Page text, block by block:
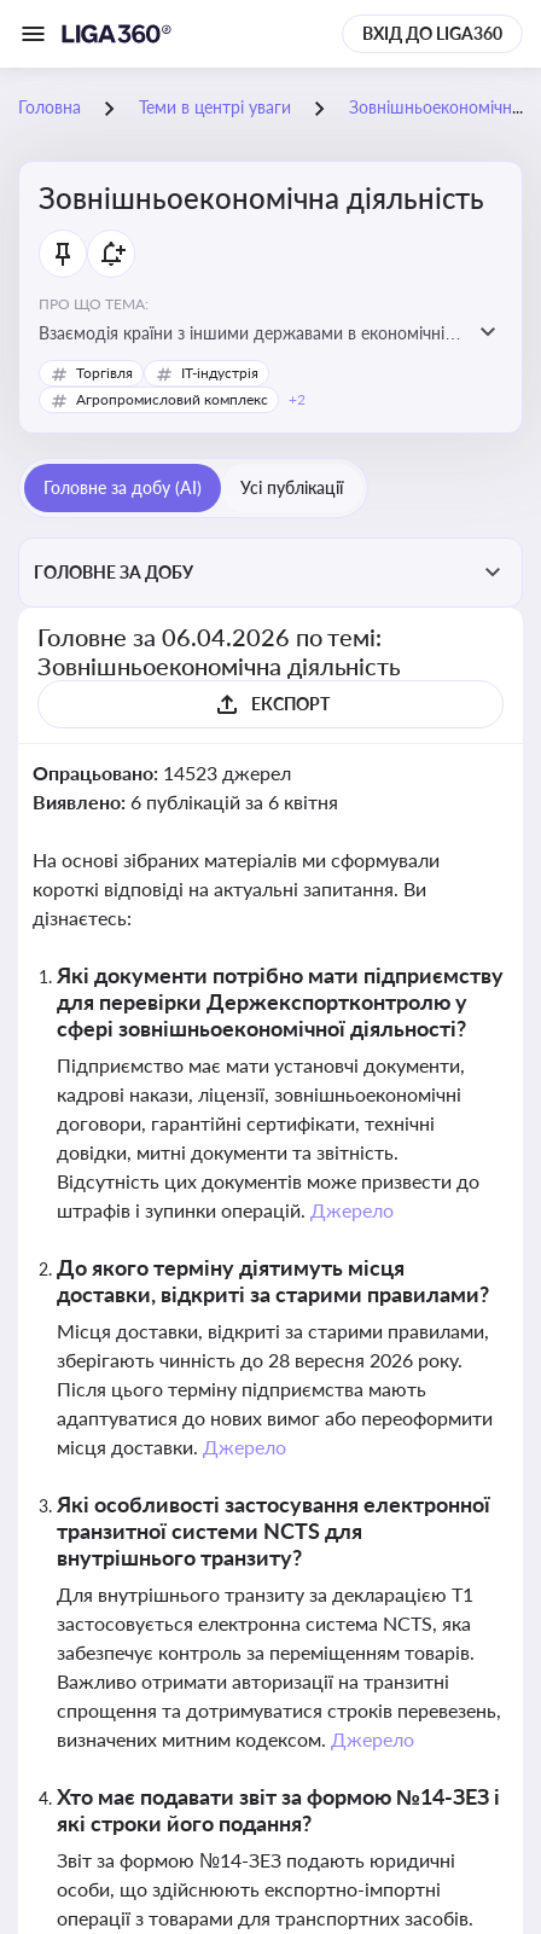
ВХІД ДО LIGA360
Головна Теми в центрі уваги Зовнішньоекономічна діяльність
Зовнішньоекономічна діяльність
ПРО ЩО ТЕМА:
Взаємодія країни з іншими державами в економічній
сфері, включаючи експорт та імпорт товарів і послуг,
міжнародні фінансові операції, інвестиції, торгівлю,
Торгівля
IT-індустрія
Агропромисловий комплекс
+2
Головне за добу (AI) Усі публікації
ГОЛОВНЕ ЗА ДОБУ
Головне за 06.04.2026 по темі:
Зовнішньоекономічна діяльність
ЕКСПОРТ
Опрацьовано: 14523 джерел
Виявлено: 6 публікацій за 6 квітня
На основі зібраних матеріалів ми сформували
короткі відповіді на актуальні запитання. Ви
дізнаєтесь:
Які документи потрібно мати підприємству
для перевірки Держекспортконтролю у
сфері зовнішньоекономічної діяльності?
Підприємство має мати установчі документи,
кадрові накази, ліцензії, зовнішньоекономічні
договори, гарантійні сертифікати, технічні
довідки, митні документи та звітність.
Відсутність цих документів може призвести до
штрафів і зупинки операцій. Джерело
До якого терміну діятимуть місця
доставки, відкриті за старими правилами?
Місця доставки, відкриті за старими правилами,
зберігають чинність до 28 вересня 2026 року.
Після цього терміну підприємства мають
адаптуватися до нових вимог або переоформити
місця доставки. Джерело
Які особливості застосування електронної
транзитної системи NCTS для
внутрішнього транзиту?
Для внутрішнього транзиту за декларацією Т1
застосовується електронна система NCTS, яка
забезпечує контроль за переміщенням товарів.
Важливо отримати авторизації на транзитні
спрощення та дотримуватися строків перевезень,
визначених митним кодексом. Джерело
Хто має подавати звіт за формою №14-ЗЕЗ і
які строки його подання?
Звіт за формою №14-ЗЕЗ подають юридичні
особи, що здійснюють експортно-імпортні
операції з товарами для транспортних засобів.